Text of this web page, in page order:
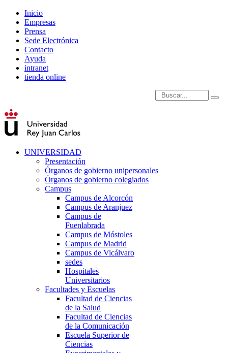
Inicio
Empresas
Prensa
Sede Electrónica
Contacto
Ayuda
intranet
tienda online
Introduce términos de
UNIVERSIDAD
Presentación
Órganos de gobierno unipersonales
Órganos de gobierno colegiados
Campus
Campus de Alcorcón
Campus de Aranjuez
Campus de
Fuenlabrada
Campus de Móstoles
Campus de Madrid
Campus de Vicálvaro
sedes
Hospitales
Universitarios
Facultades y Escuelas
Facultad de Ciencias
de la Salud
Facultad de Ciencias
de la Comunicación
Escuela Superior de
Ciencias